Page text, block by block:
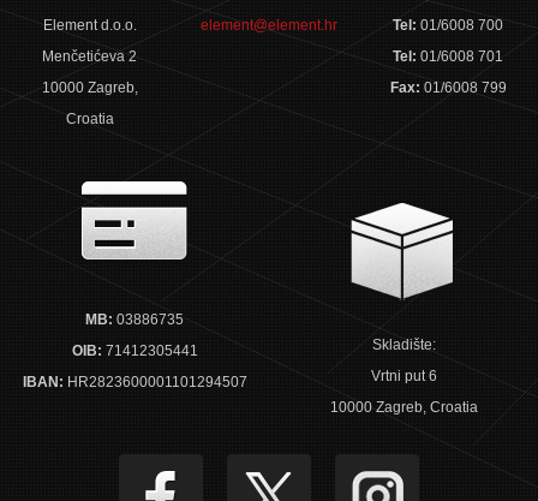
Element d.o.o.
Menčetićeva 2
10000 Zagreb,
Croatia
element@element.hr Tel:01/6008 700
Tel:01/6008 701
Fax: 01/6008 799
MB: 03886735
OIB: 71412305441
IBAN: HR2823600001101294507
Skladište:
Vrtni put 6
10000 Zagreb, Croatia